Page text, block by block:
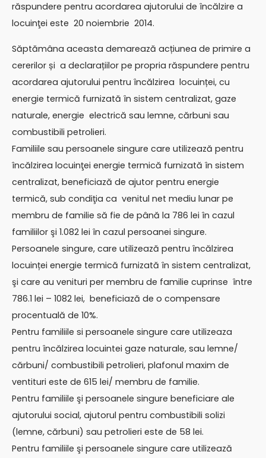
răspundere pentru acordarea ajutorului de încălzire a
locuinţei este 20 noiembrie 2014.
Săptămâna aceasta demarează acțiunea de primire a
cererilor și a declarațiilor pe propria răspundere pentru
acordarea ajutorului pentru încălzirea locuinței, cu
energie termică furnizată în sistem centralizat, gaze
naturale, energie electrică sau lemne, cărbuni sau
combustibili petrolieri.
Familiile sau persoanele singure care utilizează pentru
încălzirea locuinţei energie termică furnizată în sistem
centralizat, beneficiază de ajutor pentru energie
termică, sub condiţia ca venitul net mediu lunar pe
membru de familie să fie de până la 786 lei în cazul
familiilor şi 1.082 lei în cazul persoanei singure.
Persoanele singure, care utilizează pentru încălzirea
locuinței energie termică furnizată în sistem centralizat,
şi care au venituri per membru de familie cuprinse între
786.1 lei – 1082 lei, beneficiază de o compensare
procentuală de 10%.
Pentru familiile si persoanele singure care utilizeaza
pentru încălzirea locuintei gaze naturale, sau lemne/
cărbuni/ combustibili petrolieri, plafonul maxim de
ventituri este de 615 lei/ membru de familie.
Pentru familiile şi persoanele singure beneficiare ale
ajutorului social, ajutorul pentru combustibili solizi
(lemne, cărbuni) sau petrolieri este de 58 lei.
Pentru familiile şi persoanele singure care utilizează